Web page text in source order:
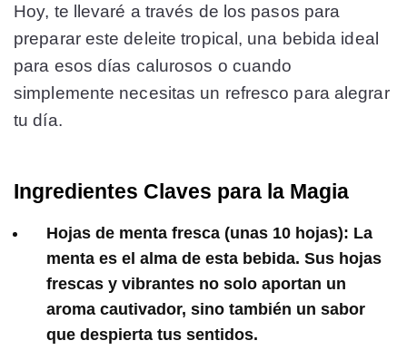
Hoy, te llevaré a través de los pasos para
preparar este deleite tropical, una bebida ideal
para esos días calurosos o cuando
simplemente necesitas un refresco para alegrar
tu día.
Ingredientes Claves para la Magia
Hojas de menta fresca (unas 10 hojas): La
menta es el alma de esta bebida. Sus hojas
frescas y vibrantes no solo aportan un
aroma cautivador, sino también un sabor
que despierta tus sentidos.